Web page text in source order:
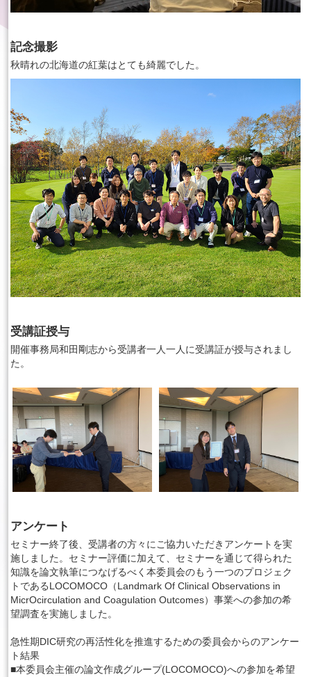
記念撮影
秋晴れの北海道の紅葉はとても綺麗でした。
受講証授与
開催事務局和田剛志から受講者一人一人に受講証が授与されまし
た。
アンケート
セミナー終了後、受講者の方々にご協力いただきアンケートを実
施しました。セミナー評価に加えて、セミナーを通じて得られた
知識を論文執筆につなげるべく本委員会のもう一つのプロジェク
トであるLOCOMOCO（Landmark Of Clinical Observations in
MicrOcirculation and Coagulation Outcomes）事業への参加の希
望調査を実施しました。
急性期DIC研究の再活性化を推進するための委員会からのアンケー
ト結果
■本委員会主催の論文作成グループ(LOCOMOCO)への参加を希望